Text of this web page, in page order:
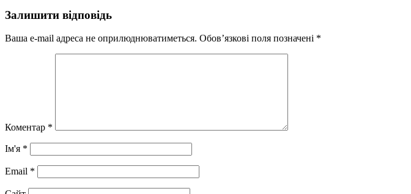
Залишити відповідь
Ваша e-mail адреса не оприлюднюватиметься. Обов’язкові поля позначені *
Коментар *
Ім'я *
Email *